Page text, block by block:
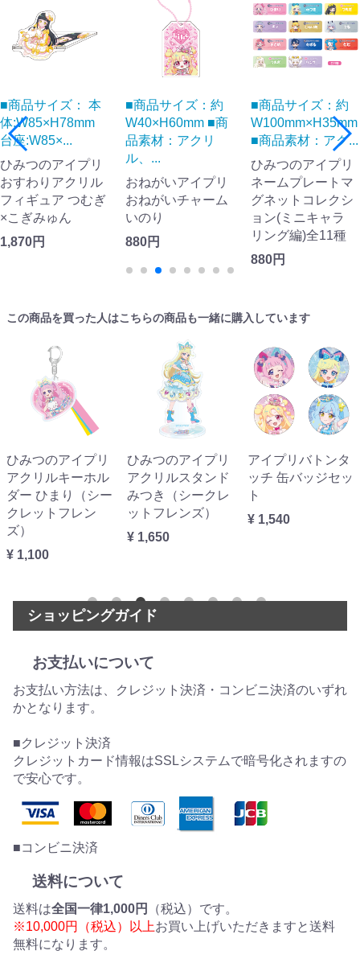
■商品サイズ： 本
体:W85×H78mm
台座:W85×...
ひみつのアイプリ
おすわりアクリル
フィギュア つむぎ
×こぎみゅん
1,870円
■商品サイズ：約
W40×H60mm ■商
品素材：アクリ
ル、...
おねがいアイプリ
おねがいチャーム
いのり
880円
■商品サイズ：約
W100mm×H35mm
■商品素材：アク...
ひみつのアイプリ
ネームプレートマ
グネットコレクシ
ョン(ミニキャラ
リング編)全11種
880円
この商品を買った人はこちらの商品も一緒に購入しています
ひみつのアイプリ
アクリルキーホル
ダー ひまり（シー
クレットフレン
ズ）
¥ 1,100
ひみつのアイプリ
アクリルスタンド
みつき（シークレ
ットフレンズ）
¥ 1,650
アイプリバトンタ
ッチ 缶バッジセッ
ト
¥ 1,540
ショッピングガイド
お支払いについて
お支払い方法は、クレジット決済・コンビニ決済のいずれ
かとなります。
■クレジット決済
クレジットカード情報はSSLシステムで暗号化されますの
で安心です。
■コンビニ決済
送料について
送料は全国一律1,000円
（税込）です。
※10,000円（税込）以上お買い上げいただきますと送料
無料になります。